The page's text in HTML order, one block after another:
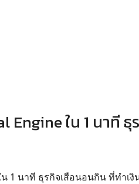
Engine ใน 1 นา
น 1 นาที ธุรกิจเสือนอนกิน ที่ทำ